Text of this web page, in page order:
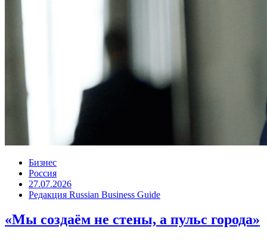
Бизнес
Россия
27.07.2026
Редакция Russian Business Guide
«Мы создаём не стены, а пульс города»